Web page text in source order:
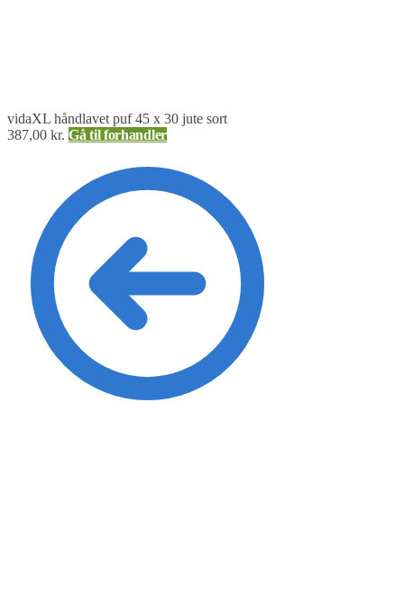
vidaXL håndlavet puf 45 x 30 jute sort
387,00 kr. Gå til forhandler